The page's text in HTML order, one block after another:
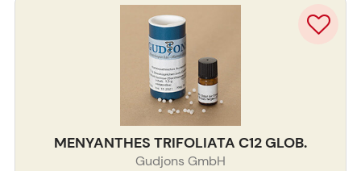
MENYANTHES TRIFOLIATA C12 GLOB.
Gudjons GmbH